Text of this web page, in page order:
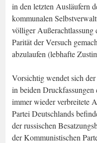
in den letzten Ausläufern
kommunalen
völliger Außerachtlassung
Parität der Versuch
abzulaufen (lebhafte
Vorsichtig wendet sich
in beiden Druckfassungen
immer wieder verbreitete
Partei Deutschlands
der russischen
der Kommunistischen